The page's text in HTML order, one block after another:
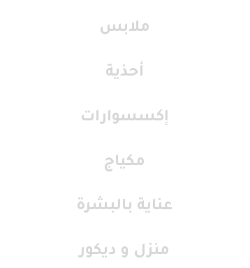
ملابس
أحذية
إكسسوارات
مكياج
عناية بالبشرة
منزل و ديكور